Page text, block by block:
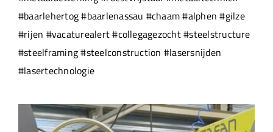
#baarlehertog #baarlenassau #chaam #alphen #gilze
#rijen #vacaturealert #collegagezocht #steelstructure
#steelframing #steelconstruction #lasersnijden
#lasertechnologie